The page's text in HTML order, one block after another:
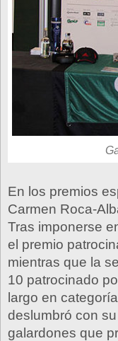
En los premios
Carmen Roca-
Tras imponerse
el premio
mientras que la
10 patrocinado
largo en
deslumbró con
galardones que